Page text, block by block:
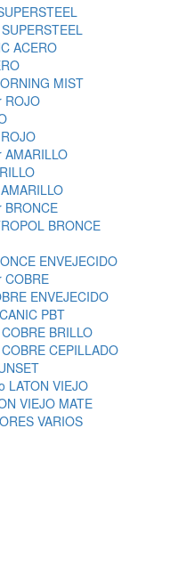
ACERO
MIST
ROJO
AMARILLO
BRONCE
BRONCE
ENVEJECIDO
COBRE
ENVEJECIDO
PBT
BRILLO
CEPILLADO
LATON VIEJO
VIEJO MATE
VARIOS